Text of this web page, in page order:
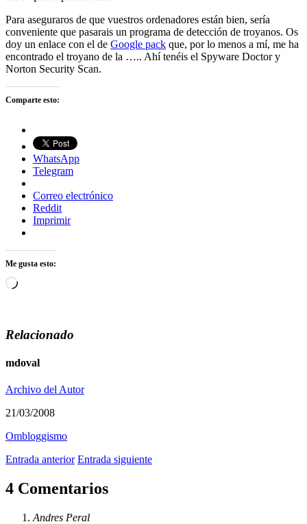
Para aseguraros de que vuestros ordenadores están bien, sería
conveniente que pasarais un programa de detección de troyanos. Os
doy un enlace con el de Google pack que, por lo menos a mí, me ha
encontrado el troyano de la ….. Ahí tenéis el Spyware Doctor y
Norton Security Scan.
Comparte esto:
WhatsApp
Telegram
Correo electrónico
Reddit
Imprimir
Me gusta esto:
Cargando...
Relacionado
mdoval
Archivo del Autor
21/03/2008
Ombloggismo
Entrada anterior Entrada siguiente
4 Comentarios
Andres Peral